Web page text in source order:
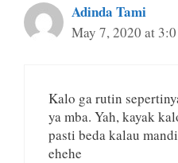
Adinda Tami
May 7, 2020 at
Kalo ga rutin
ya mba. Yah, kayak
pasti beda kalau
ehehe